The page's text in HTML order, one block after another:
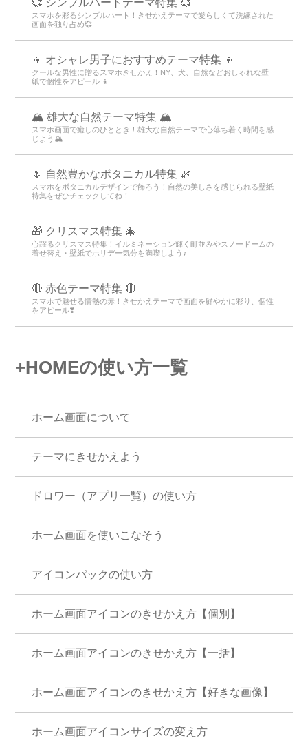
スマホを彩るシンプルハート！きせかえテーマで愛らしくて洗練された
画面を独り占め💞
👦 オシャレ男子におすすめテーマ特集 👦
クールな男性に贈るスマホきせかえ！NY、犬、自然などおしゃれな壁
紙で個性をアピール 👦
🏔️ 雄大な自然テーマ特集 🏔️
スマホ画面で癒しのひととき！雄大な自然テーマで心落ち着く時間を感
じよう🏔️
🌷 自然豊かなボタニカル特集 🌿
スマホをボタニカルデザインで飾ろう！自然の美しさを感じられる壁紙
特集をぜひチェックしてね！
🎁 クリスマス特集 🎄
心躍るクリスマス特集！イルミネーション輝く町並みやスノードームの
着せ替え・壁紙でホリデー気分を満喫しよう♪
🔴 赤色テーマ特集 🔴
スマホで魅せる情熱の赤！きせかえテーマで画面を鮮やかに彩り、個性
をアピール❣️
+HOMEの使い方一覧
ホーム画面について
テーマにきせかえよう
ドロワー（アプリ一覧）の使い方
ホーム画面を使いこなそう
アイコンパックの使い方
ホーム画面アイコンのきせかえ方【個別】
ホーム画面アイコンのきせかえ方【一括】
ホーム画面アイコンのきせかえ方【好きな画像】
ホーム画面アイコンサイズの変え方